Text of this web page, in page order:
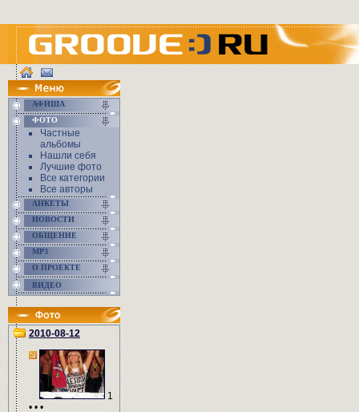
АФИША
ФОТО
Частные
альбомы
Нашли себя
Лучшие фото
Все категории
Все авторы
АНКЕТЫ
НОВОСТИ
ОБЩЕНИЕ
MP3
О ПРОЕКТЕ
ВИДЕО
2010-08-12
1
• • •